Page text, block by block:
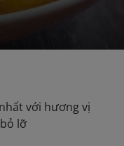
với hương vị
lỡ